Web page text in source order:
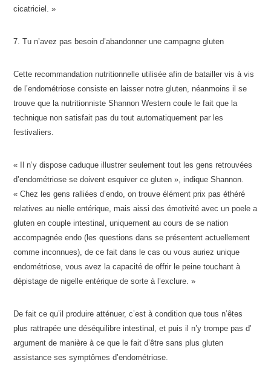
cicatriciel. »
7. Tu n’avez pas besoin d’abandonner une campagne gluten
Cette recommandation nutritionnelle utilisée afin de batailler vis à vis
de l’endométriose consiste en laisser notre gluten, néanmoins il se
trouve que la nutritionniste Shannon Western coule le fait que la
technique non satisfait pas du tout automatiquement par les
festivaliers.
« Il n’y dispose caduque illustrer seulement tout les gens retrouvées
d’endométriose se doivent esquiver ce gluten », indique Shannon.
« Chez les gens ralliées d’endo, on trouve élément prix pas éthéré
relatives au nielle entérique, mais aissi des émotivité avec un poele a
gluten en couple intestinal, uniquement au cours de se nation
accompagnée endo (les questions dans se présentent actuellement
comme inconnues), de ce fait dans le cas ou vous auriez unique
endométriose, vous avez la capacité de offrir le peine touchant à
dépistage de nigelle entérique de sorte à l’exclure. »
De fait ce qu’il produire atténuer, c’est à condition que tous n’êtes
plus rattrapée une déséquilibre intestinal, et puis il n’y trompe pas d’
argument de manière à ce que le fait d’être sans plus gluten
assistance ses symptômes d’endométriose.